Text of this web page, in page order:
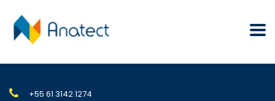
+55 61 3142 1274